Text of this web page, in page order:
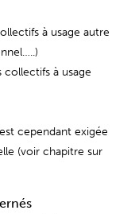
à usage autre
collectifs à usage
cependant exigée
(voir chapitre sur